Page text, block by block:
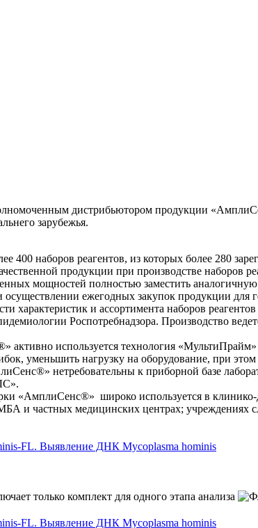
дистрибьютором продукции
зарубежья.
400 наборов реагентов, из которых более 280
продукции при производстве наборов
мощностей полностью заместить
ежегодных закупок продукции для
характеристик и ассортимента наборов
Роспотребнадзора. Производство
активно используется технология
уменьшить нагрузку на оборудование, при
нетребовательны к приборной базе
«АмплиСенс®» широко используется в
и частных медицинских центрах; учреждениях
FL. Выявление ДНК Mycoplasma hominis
FL. Выявление ДНК Mycoplasma hominis